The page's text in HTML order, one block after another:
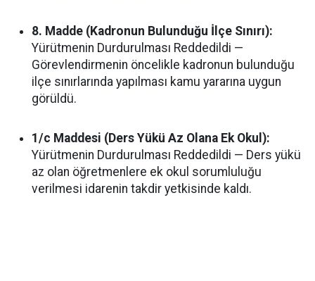
8. Madde (Kadronun Bulunduğu İlçe Sınırı):
Yürütmenin Durdurulması Reddedildi —
Görevlendirmenin öncelikle kadronun bulunduğu
ilçe sınırlarında yapılması kamu yararına uygun
görüldü.
1/c Maddesi (Ders Yükü Az Olana Ek Okul):
Yürütmenin Durdurulması Reddedildi — Ders yükü
az olan öğretmenlere ek okul sorumluluğu
verilmesi idarenin takdir yetkisinde kaldı.